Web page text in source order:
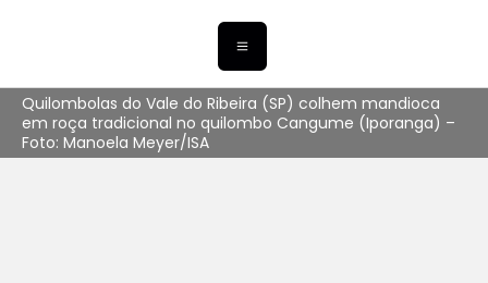
Quilombolas do Vale do Ribeira (SP) colhem mandioca
em roça tradicional no quilombo Cangume (Iporanga) –
Foto: Manoela Meyer/ISA